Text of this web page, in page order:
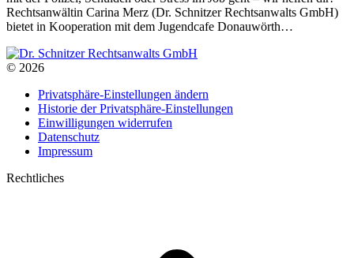
Rechtsanwältin Carina Merz (Dr. Schnitzer Rechtsanwalts GmbH)
bietet in Kooperation mit dem Jugendcafe Donauwörth…
© 2026
Privatsphäre-Einstellungen ändern
Historie der Privatsphäre-Einstellungen
Einwilligungen widerrufen
Datenschutz
Impressum
Rechtliches